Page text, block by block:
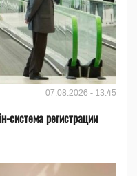
07.08.2026 - 13:45
система регистрации